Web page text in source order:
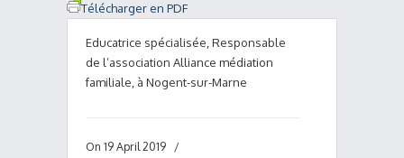
Télécharger en PDF
Educatrice spécialisée, Responsable
de l’association Alliance médiation
familiale, à Nogent-sur-Marne
On 19 April 2019 /